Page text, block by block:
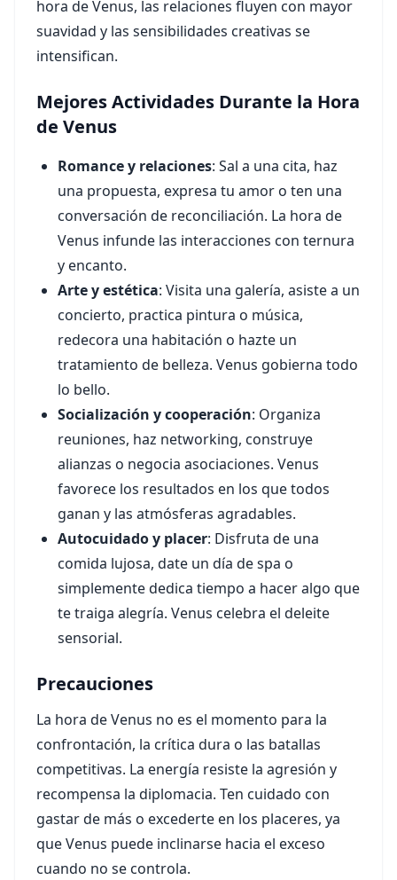
hora de Venus, las relaciones fluyen con mayor
suavidad y las sensibilidades creativas se
intensifican.
Mejores Actividades Durante la Hora
de Venus
Romance y relaciones: Sal a una cita, haz
una propuesta, expresa tu amor o ten una
conversación de reconciliación. La hora de
Venus infunde las interacciones con ternura
y encanto.
Arte y estética: Visita una galería, asiste a un
concierto, practica pintura o música,
redecora una habitación o hazte un
tratamiento de belleza. Venus gobierna todo
lo bello.
Socialización y cooperación: Organiza
reuniones, haz networking, construye
alianzas o negocia asociaciones. Venus
favorece los resultados en los que todos
ganan y las atmósferas agradables.
Autocuidado y placer: Disfruta de una
comida lujosa, date un día de spa o
simplemente dedica tiempo a hacer algo que
te traiga alegría. Venus celebra el deleite
sensorial.
Precauciones
La hora de Venus no es el momento para la
confrontación, la crítica dura o las batallas
competitivas. La energía resiste la agresión y
recompensa la diplomacia. Ten cuidado con
gastar de más o excederte en los placeres, ya
que Venus puede inclinarse hacia el exceso
cuando no se controla.